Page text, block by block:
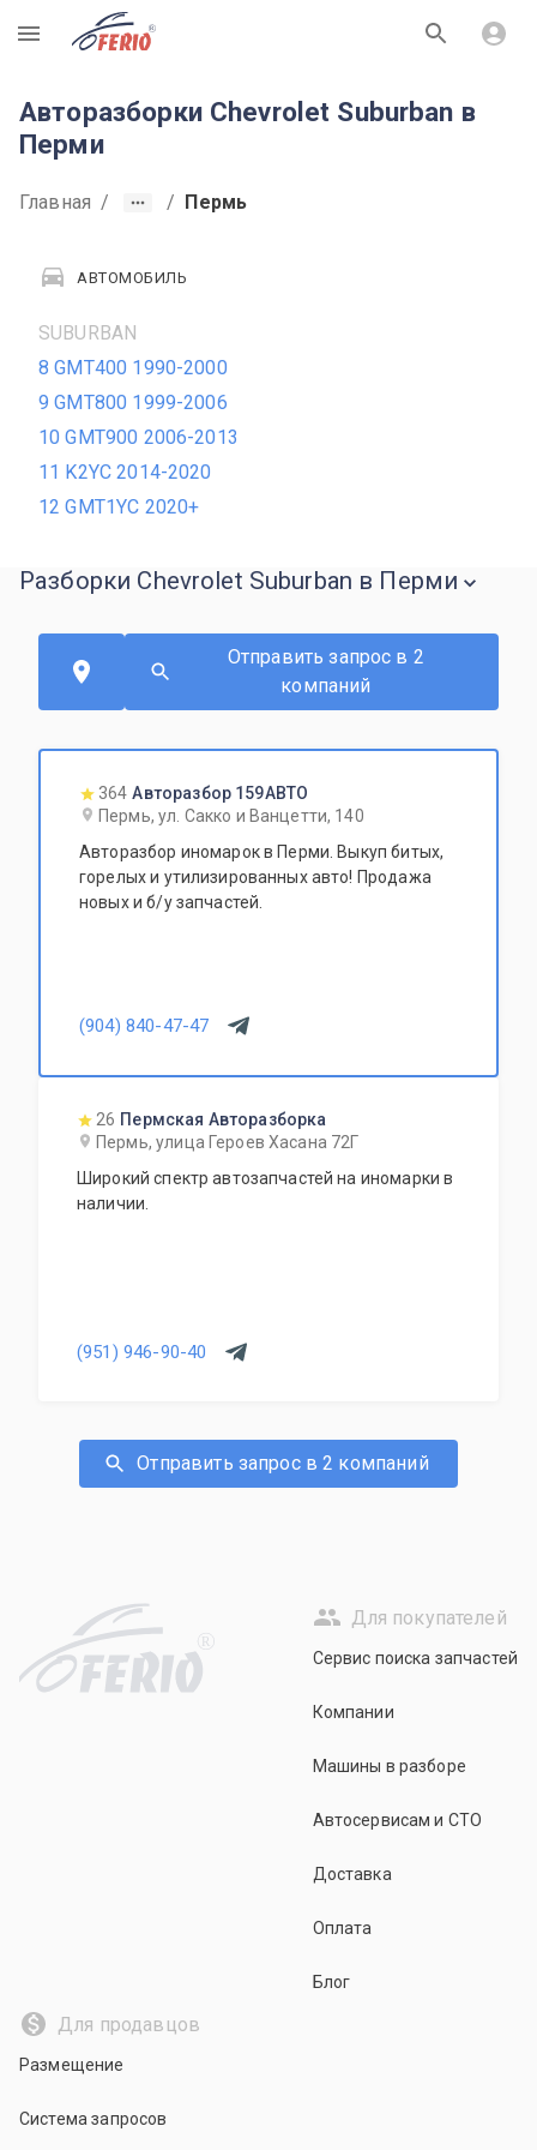
R
Авторазборки Chevrolet Suburban в
Перми
Главная / / Пермь
АВТОМОБИЛЬ
SUBURBAN
8 GMT400 1990-2000
9 GMT800 1999-2006
10 GMT900 2006-2013
11 K2YC 2014-2020
12 GMT1YC 2020+
Разборки Chevrolet Suburban в Перми
Отправить запрос в 2
компаний
364 Авторазбор 159АВТО
Пермь, ул. Сакко и Ванцетти, 140
Авторазбор иномарок в Перми. Выкуп битых,
горелых и утилизированных авто! Продажа
новых и б/у запчастей.
(904) 840-47-47
26 Пермская Авторазборка
Пермь, улица Героев Хасана 72Г
Широкий спектр автозапчастей на иномарки в
наличии.
(951) 946-90-40
Отправить запрос в 2 компаний
R
Для покупателей
Сервис поиска запчастей
Компании
Машины в разборе
Автосервисам и СТО
Доставка
Оплата
Блог
Для продавцов
Размещение
Система запросов